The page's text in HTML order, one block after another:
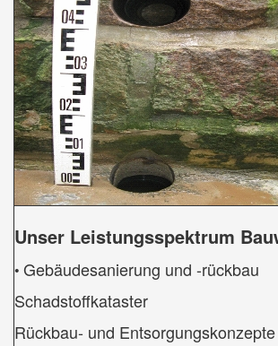
Unser Leistungsspektrum
• Gebäudesanierung und -rückbau
Schadstoffkataster
Rückbau- und Entsorgungskonzepte